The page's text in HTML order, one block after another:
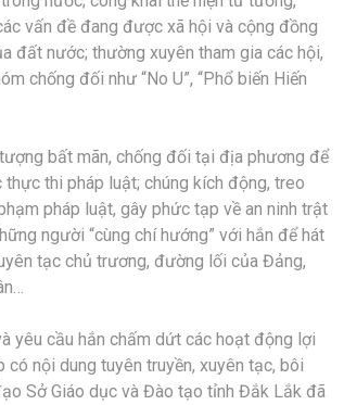
vấn đề đang được xã hội và cộng đồng
đất nước; thường xuyên tham gia các hội,
chống đối như “No U”, “Phổ biến Hiến
bất mãn, chống đối tại địa phương để
thi pháp luật; chúng kích động, treo
pháp luật, gây phức tạp về an ninh trật
người “cùng chí hướng” với hắn để hát
tạc chủ trương, đường lối của Đảng,
yêu cầu hắn chấm dứt các hoạt động lợi
nội dung tuyên truyền, xuyên tạc, bôi
Sở Giáo dục và Đào tạo tỉnh Đắk Lắk đã